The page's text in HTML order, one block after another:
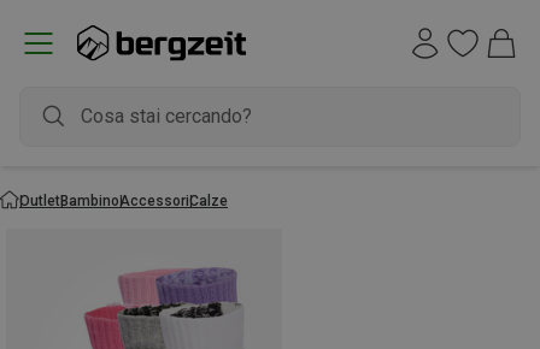
OutletBambinoAccessoriCalze